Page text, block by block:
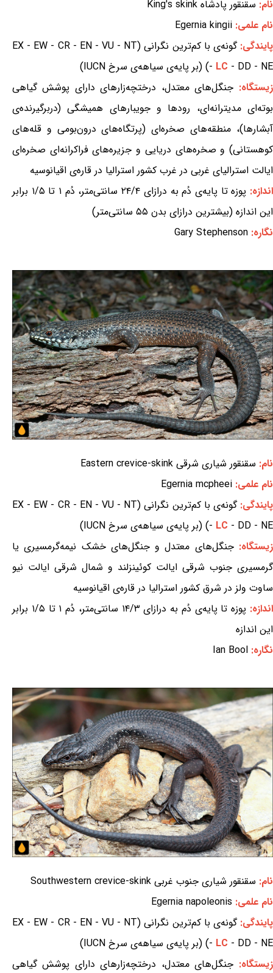
نام: سقنقور پادشاه King's skink
نام علمی: Egernia kingii
پایندگی:
گونه‌ی با کم‌ترین نگرانی (EX - EW - CR - EN - VU - NT
- LC - DD - NE) (بر پایه‌ی سیاهه‌ی سرخ IUCN)
زیستگاه: جنگل‌های معتدل، درختچه‌زارهای دارای پوشش گیاهی
بوته‌ای مدیترانه‌ای، رودها و جویبارهای همیشگی (دربرگیرنده‌ی
آبشارها)، منطقه‌های صخره‌ای (پرتگاه‌های درون‌بومی و قله‌های
کوهستانی) و صخره‌های دریایی و جزیره‌های فراکرانه‌ای صخره‌ای
ایالت استرالیای غربی در غرب کشور استرالیا در قاره‌ی اقیانوسیه
اندازه:
پوزه تا پایه‌ی دُم به درازای ۲۴/۴ سانتی‌متر، دُم ۱ تا ۱/۵ برابر
این اندازه (بیشترین درازای بدن ۵۵ سانتی‌متر)
نگاره: Gary Stephenson
نام: سقنقور شیاری شرقی Eastern crevice-skink
نام علمی: Egernia mcpheei
پایندگی:
گونه‌ی با کم‌ترین نگرانی (EX - EW - CR - EN - VU - NT
- LC - DD - NE) (بر پایه‌ی سیاهه‌ی سرخ IUCN)
زیستگاه:جنگل‌های معتدل و جنگل‌های خشک نیمه‌گرمسیری یا
گرمسیری جنوب شرقی ایالت کوئینزلند و شمال شرقی ایالت نیو
ساوت ولز در شرق کشور استرالیا در قاره‌ی اقیانوسیه
اندازه:
پوزه تا پایه‌ی دُم به درازای ۱۴/۳ سانتی‌متر، دُم ۱ تا ۱/۵ برابر
این اندازه
نگاره: Ian Bool
نام: سقنقور شیاری جنوب غربی Southwestern crevice-skink
نام علمی: Egernia napoleonis
پایندگی:
گونه‌ی با کم‌ترین نگرانی (EX - EW - CR - EN - VU - NT
- LC - DD - NE) (بر پایه‌ی سیاهه‌ی سرخ IUCN)
زیستگاه: جنگل‌های معتدل، درختچه‌زارهای دارای پوشش گیاهی